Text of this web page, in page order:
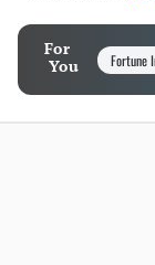
For
You
Fortune